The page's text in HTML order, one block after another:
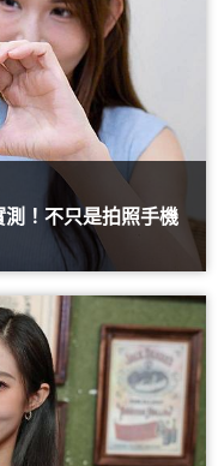
！不只是拍照手機